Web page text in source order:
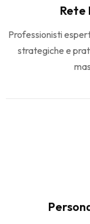
Rete
Professionisti
strategiche e